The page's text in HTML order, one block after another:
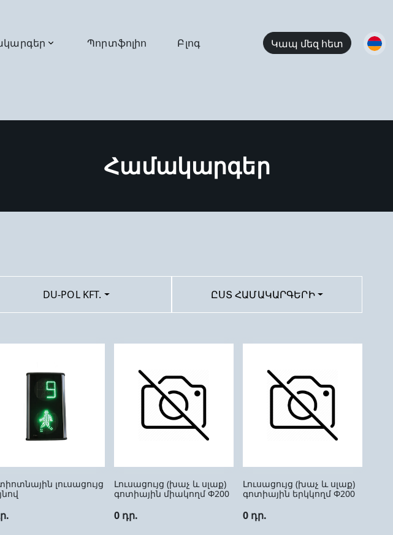
Պորտֆոլիո Բլոգ Կապ մեզ հետ
Համակարգեր
DU-POL KFT. ԸՍՏ ՀԱՄԱԿԱՐԳԵՐԻ
լուսացույց
Լուսացույց (խաչ և սլաք)
գոտիային միակողմ Ф200
0 դր.
Լուսացույց (խաչ և սլաք)
գոտիային երկկողմ Ф200
0 դր.